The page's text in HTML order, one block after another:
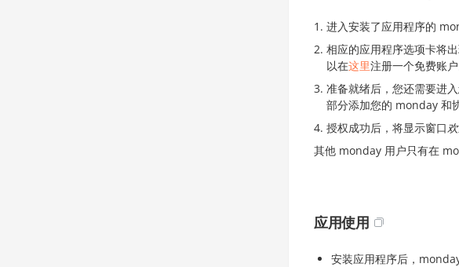
进入安装了应用程序的
相应的应用程序选项卡将
以在这里注册一个免费账户
准备就绪后，您还需要进
部分添加您的 monday 和
授权成功后，将显示窗口
其他 monday 用户只有在
应用使用
安装应用程序后，